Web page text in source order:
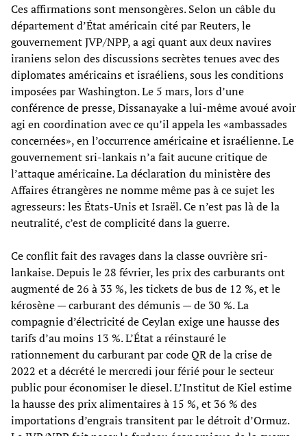
Ces affirmations sont mensongères. Selon un câble du
département d’État américain cité par Reuters, le
gouvernement JVP/NPP, a agi quant aux deux navires
iraniens selon des discussions secrètes tenues avec des
diplomates américains et israéliens, sous les conditions
imposées par Washington. Le 5 mars, lors d’une
conférence de presse, Dissanayake a lui-même avoué avoir
agi en coordination avec ce qu’il appela les «ambassades
concernées», en l’occurrence américaine et israélienne. Le
gouvernement sri-lankais n’a fait aucune critique de
l’attaque américaine. La déclaration du ministère des
Affaires étrangères ne nomme même pas à ce sujet les
agresseurs: les États-Unis et Israël. Ce n’est pas là de la
neutralité, c’est de complicité dans la guerre.
Ce conflit fait des ravages dans la classe ouvrière sri-
lankaise. Depuis le 28 février, les prix des carburants ont
augmenté de 26 à 33 %, les tickets de bus de 12 %, et le
kérosène — carburant des démunis — de 30 %. La
compagnie d’électricité de Ceylan exige une hausse des
tarifs d’au moins 13 %. L’État a réinstauré le
rationnement du carburant par code QR de la crise de
2022 et a décrété le mercredi jour férié pour le secteur
public pour économiser le diesel. L’Institut de Kiel estime
la hausse des prix alimentaires à 15 %, et 36 % des
importations d’engrais transitent par le détroit d’Ormuz.